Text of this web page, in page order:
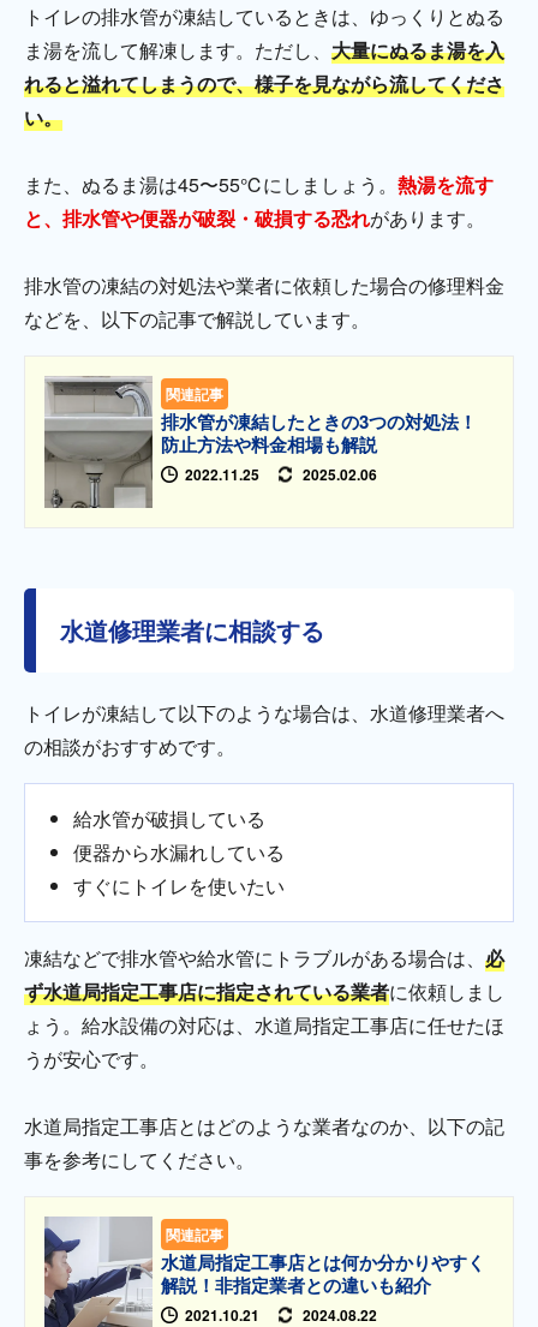
トイレの排水管が凍結しているときは、ゆっくりとぬる
ま湯を流して解凍します。ただし、 大量にぬるま湯を入
れると溢れてしまうので、様子を見ながら流してくださ
い。
また、ぬるま湯は45〜55℃にしましょう。 熱湯を流す
と、排水管や便器が破裂・破損する恐れがあります。
排水管の凍結の対処法や業者に依頼した場合の修理料金
などを、以下の記事で解説しています。
関連記事
排水管が凍結したときの3つの対処法！
防止方法や料金相場も解説
2022.11.25 2025.02.06
水道修理業者に相談する
トイレが凍結して以下のような場合は、水道修理業者へ
の相談がおすすめです。
給水管が破損している
便器から水漏れしている
すぐにトイレを使いたい
凍結などで排水管や給水管にトラブルがある場合は、 必
ず水道局指定工事店に指定されている業者に依頼しまし
ょう。給水設備の対応は、水道局指定工事店に任せたほ
うが安心です。
水道局指定工事店とはどのような業者なのか、以下の記
事を参考にしてください。
関連記事
水道局指定工事店とは何か分かりやすく
解説！非指定業者との違いも紹介
2021.10.21 2024.08.22